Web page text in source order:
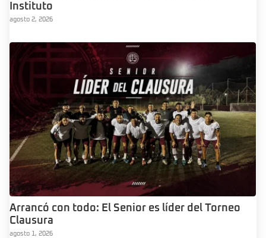
Instituto
agosto 2, 2026
Arrancó con todo: El Senior es líder del Torneo
Clausura
agosto 1, 2026